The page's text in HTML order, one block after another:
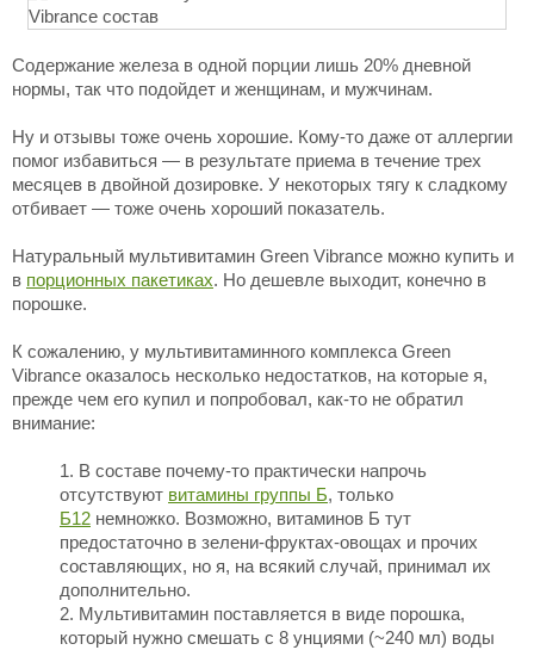
Содержание железа в одной порции лишь 20% дневной
нормы, так что подойдет и женщинам, и мужчинам.
Ну и отзывы тоже очень хорошие. Кому-то даже от аллергии
помог избавиться — в результате приема в течение трех
месяцев в двойной дозировке. У некоторых тягу к сладкому
отбивает — тоже очень хороший показатель.
Натуральный мультивитамин Green Vibrance можно купить и
в порционных пакетиках. Но дешевле выходит, конечно в
порошке.
К сожалению, у мультивитаминного комплекса Green
Vibrance оказалось несколько недостатков, на которые я,
прежде чем его купил и попробовал, как-то не обратил
внимание:
В составе почему-то практически напрочь
отсутствуют витамины группы Б, только
Б12 немножко. Возможно, витаминов Б тут
предостаточно в зелени-фруктах-овощах и прочих
составляющих, но я, на всякий случай, принимал их
дополнительно.
Мультивитамин поставляется в виде порошка,
который нужно смешать с 8 унциями (~240 мл) воды